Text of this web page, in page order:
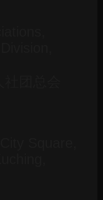
团总会
Square,